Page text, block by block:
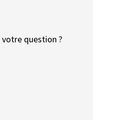
votre question ?